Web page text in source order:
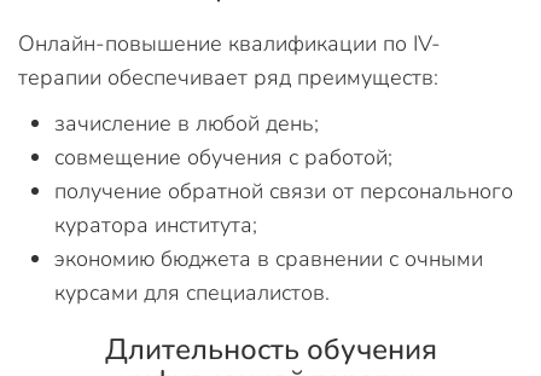
Онлайн-повышение квалификации по IV-
терапии обеспечивает ряд преимуществ:
зачисление в любой день;
совмещение обучения с работой;
получение обратной связи от персонального
куратора института;
экономию бюджета в сравнении с очными
курсами для специалистов.
Длительность обучения